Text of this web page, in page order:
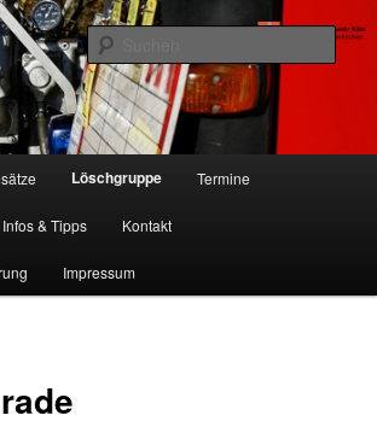
RD
Köln, Löschgruppe Rodenkirchen
Löschgruppe Termine
Infos & Tipps Kontakt
Impressum